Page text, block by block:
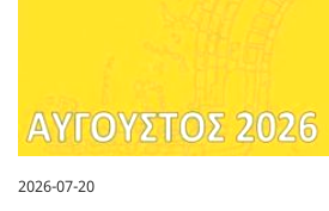
2026-07-20